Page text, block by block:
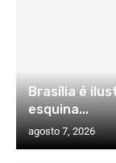
Brasília é
esquina...
agosto 7, 2026